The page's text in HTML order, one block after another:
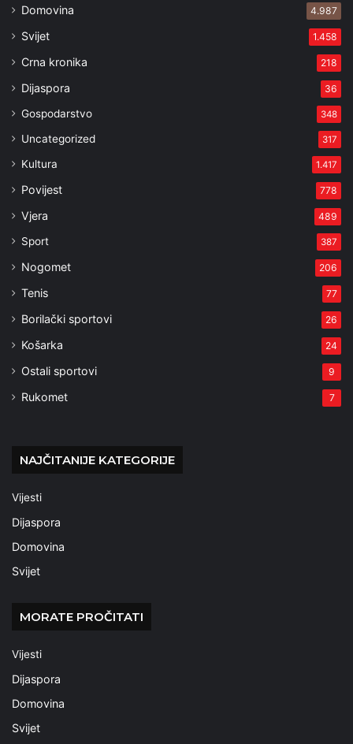
Domovina 4.987
Svijet 1.458
Crna kronika 218
Dijaspora 36
Gospodarstvo 348
Uncategorized 317
Kultura 1.417
Povijest 778
Vjera 489
Sport 387
Nogomet 206
Tenis 77
Borilački sportovi 26
Košarka 24
Ostali sportovi 9
Rukomet 7
NAJČITANIJE KATEGORIJE
Vijesti
Dijaspora
Domovina
Svijet
MORATE PROČITATI
Vijesti
Dijaspora
Domovina
Svijet